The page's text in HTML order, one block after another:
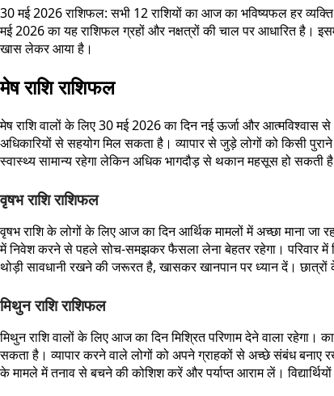
30 मई 2026 राशिफल: सभी 12 राशियों का आज का भविष्यफल हर
मई 2026 का यह राशिफल ग्रहों और नक्षत्रों की चाल पर आधारित है।
खास लेकर आया है।
मेष राशि राशिफल
मेष राशि वालों के लिए 30 मई 2026 का दिन नई ऊर्जा और
अधिकारियों से सहयोग मिल सकता है। व्यापार से जुड़े लोगों को किसी
स्वास्थ्य सामान्य रहेगा लेकिन अधिक भागदौड़ से थकान महसूस हो सकती
वृषभ राशि राशिफल
वृषभ राशि के लोगों के लिए आज का दिन आर्थिक मामलों में अच्छा माना
में निवेश करने से पहले सोच-समझकर फैसला लेना बेहतर रहेगा। परिवार में
थोड़ी सावधानी रखने की जरूरत है, खासकर खानपान पर ध्यान दें।
मिथुन राशि राशिफल
मिथुन राशि वालों के लिए आज का दिन मिश्रित परिणाम देने वाला
सकता है। व्यापार करने वाले लोगों को अपने ग्राहकों से अच्छे संबंध बनाए
के मामले में तनाव से बचने की कोशिश करें और पर्याप्त आराम लें।